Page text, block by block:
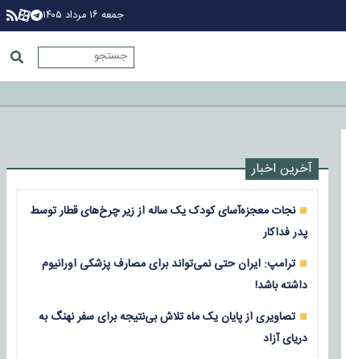
جمعه ۱۶ مرداد ۱۴۰۵
آخرین اخبار
نجات معجزه‌آسای کودک یک ساله از زیر چرخ‌های قطار توسط
پدر فداکار
ترامپ: ایران حتی نمی‌تواند برای مصارف پزشکی اورانیوم
داشته باشد!
تصاویری از پایان یک ماه تلاش بی‌نتیجه برای سفر نهنگ به
دریای آزاد